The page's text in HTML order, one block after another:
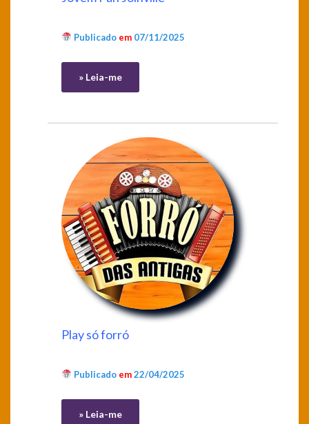
Publicado em07/11/2025
» Leia-me
Play só forró
Publicado em22/04/2025
» Leia-me